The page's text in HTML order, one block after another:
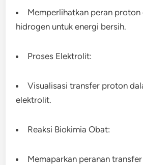
Memperlihatkan peran
hidrogen untuk energi bersih.
Proses Elektrolit:
Visualisasi transfer proton
elektrolit.
Reaksi Biokimia Obat:
Memaparkan peranan